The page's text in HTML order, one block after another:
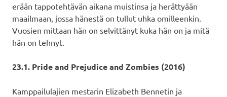
erään tappotehtävän aikana muistinsa ja herättyään
maailmaan, jossa hänestä on tullut uhka omilleenkin.
Vuosien mittaan hän on selvittänyt kuka hän on ja mitä
hän on tehnyt.
23.1. Pride and Prejudice and Zombies (2016)
Kamppailulajien mestarin Elizabeth Bennetin ja